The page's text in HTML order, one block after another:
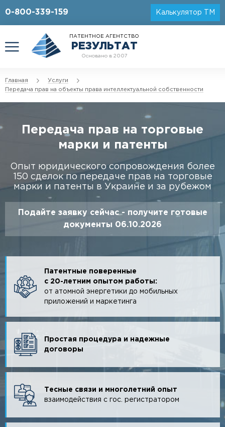
0-800-339-159 Калькулятор ТМ
ПАТЕНТНОЕ АГЕНТСТВО
РЕЗУЛЬТАТ
Основано в 2007
Главная
Услуги
Передача прав на объекты права интеллектуальной собственности
Передача прав на торговые
марки и патенты
Опыт юридического сопровождения более
150 сделок по передаче прав на торговые
марки и патенты в Украине и за рубежом
Подайте заявку сейчас - получите готовые
документы 06.10.2026
Патентные поверенные
с 20-летним опытом работы:
от атомной энергетики до мобильных
приложений и маркетинга
Простая процедура и надежные
договоры
Тесные связи и многолетний опыт
взаимодействия с гос. регистратором